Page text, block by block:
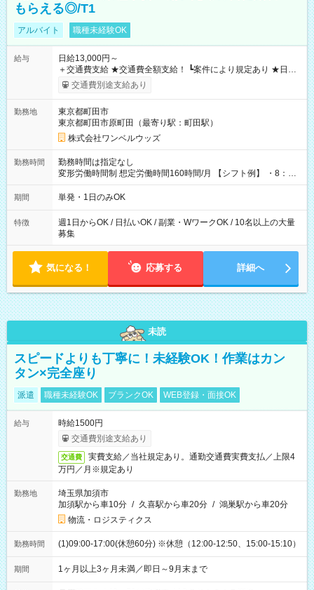
もらえる◎/T1
アルバイト 職種未経験OK
給与
日給13,000円～
＋交通費支給 ★交通費全額支給！ ┗案件により規定あり ★日払
いOK！（規定あり） ┗働いたその日に現金GET♪ お仕事後はコ
ンビニATMから 日払い分を引き落とせます！ 【試用期間】試
交通費別途支給あり
勤務地
東京都町田市
東京都町田市原町田（最寄り駅：町田駅）
株式会社ワンベルウッズ
勤務時間
勤務時間は指定なし
変形労働時間制 想定労働時間160時間/月 【シフト例】 ・8：00
～21：00
期間 単発・1日のみOK
特徴
週1日からOK / 日払いOK / 副業・WワークOK / 10名以上の大量
募集
気になる！ 応募する 詳細へ
未読
スピードよりも丁寧に！未経験OK！作業はカン
タン×完全座り
派遣 職種未経験OK ブランクOK WEB登録・面接OK
給与
時給1500円
交通費別途支給あり
交通費
実費支給／当社規定あり。通勤交通費実費支払／上限4
万円／月※規定あり
勤務地
埼玉県加須市
加須駅から車10分 / 久喜駅から車20分 / 鴻巣駅から車20分
物流・ロジスティクス
勤務時間 (1)09:00-17:00(休憩60分) ※休憩（12:00-12:50、15:00-15:10）
期間 1ヶ月以上3ヶ月未満／即日～9月末まで